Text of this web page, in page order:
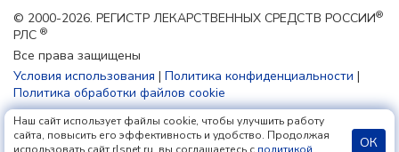
© 2000-2026. РЕГИСТР ЛЕКАРСТВЕННЫХ СРЕДСТВ РОССИИ®
РЛС ®
Все права защищены
Условия использования | Политика конфиденциальности |
Политика обработки файлов cookie
18+
Наш сайт использует файлы cookie, чтобы улучшить работу
сайта, повысить его эффективность и удобство. Продолжая
ОК